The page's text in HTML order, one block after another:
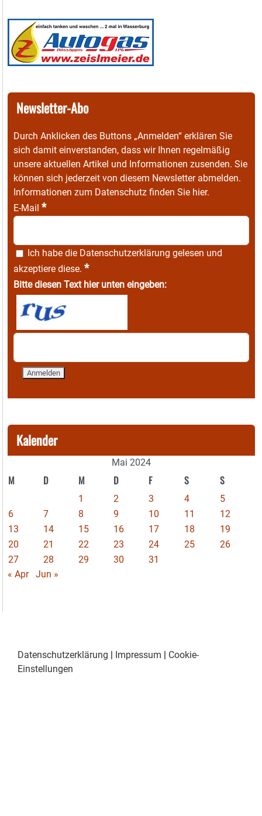
Newsletter-Abo
Durch Anklicken des Buttons „Anmelden“ erklären Sie
sich damit einverstanden, dass wir Ihnen regelmäßig
unsere aktuellen Artikel und Informationen zusenden. Sie
können sich jederzeit von diesem Newsletter abmelden.
Informationen zum Datenschutz finden Sie hier.
E-Mail *
Ich habe die Datenschutzerklärung gelesen und
akzeptiere diese. *
Bitte diesen Text hier unten eingeben:
Kalender
Mai 2024
M D M D F S S
1 2 3 4
5
6
7 8 9 10 11
12
13
14 15 16 17 18
19
20
21 22 23 24 25
26
27
28 29 30
31
« Apr
Jun »
Datenschutzerklärung | Impressum | Cookie-
Einstellungen